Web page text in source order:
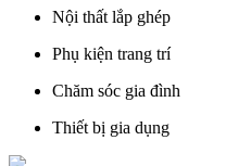
Nội thất lắp ghép
Phụ kiện trang trí
Chăm sóc gia đình
Thiết bị gia dụng